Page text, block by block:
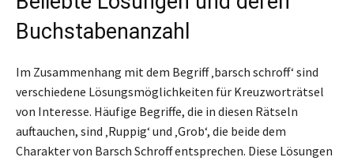
Buchstabenanzahl
Im Zusammenhang mit dem Begriff ‚barsch schroff‘ sind
verschiedene Lösungsmöglichkeiten für Kreuzworträtsel
von Interesse. Häufige Begriffe, die in diesen Rätseln
auftauchen, sind ‚Ruppig‘ und ‚Grob‘, die beide dem
Charakter von Barsch Schroff entsprechen. Diese Lösungen